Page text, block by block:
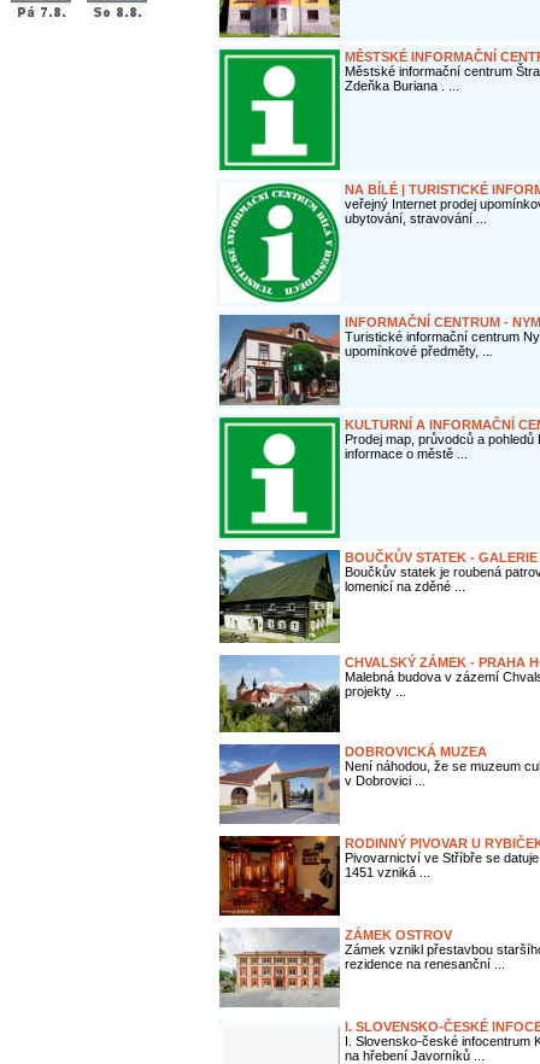
MĚSTSKÉ INFORMAČNÍ
Městské informační centrum
Zdeňka Buriana . ...
NA BÍLÉ | TURISTICKÉ
veřejný Internet prodej
ubytování, stravování ...
INFORMAČNÍ CENTRUM -
Turistické informační centrum
upomínkové předměty, ...
KULTURNÍ A INFORMAČNÍ
Prodej map, průvodců a
informace o městě ...
BOUČKŮV STATEK -
Boučkův statek je roubená
lomenicí na zděné ...
CHVALSKÝ ZÁMEK - PRAHA
Malebná budova v zázemí
projekty ...
DOBROVICKÁ MUZEA
Není náhodou, že se muzeum
v Dobrovici ...
RODINNÝ PIVOVAR U
Pivovarnictví ve Stříbře se
1451 vzniká ...
ZÁMEK OSTROV
Zámek vznikl přestavbou
rezidence na renesanční ...
I. SLOVENSKO-ČESKÉ
I. Slovensko-české infocentrum
na hřebení Javorníků ...